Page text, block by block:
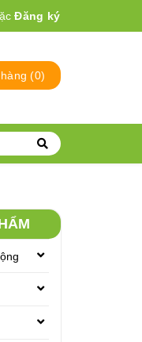
Đăng ký
(0)